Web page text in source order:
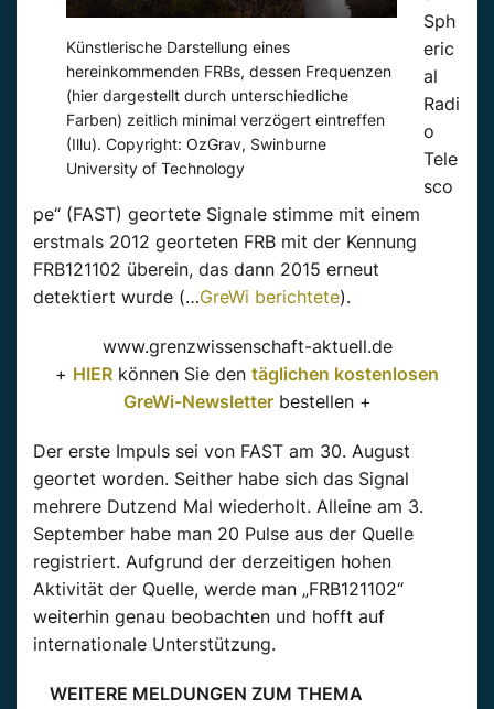
Künstlerische Darstellung eines
hereinkommenden FRBs, dessen Frequenzen
(hier dargestellt durch unterschiedliche
Farben) zeitlich minimal verzögert eintreffen
(Illu). Copyright: OzGrav, Swinburne
University of Technology
Sph
eric
al
Radi
o
Tele
sco
pe“ (FAST) geortete Signale stimme mit einem
erstmals 2012 georteten FRB mit der Kennung
FRB121102 überein, das dann 2015 erneut
detektiert wurde (…GreWi berichtete).
www.grenzwissenschaft-aktuell.de
+ HIER können Sie den täglichen kostenlosen
GreWi-Newsletterbestellen +
Der erste Impuls sei von FAST am 30. August
geortet worden. Seither habe sich das Signal
mehrere Dutzend Mal wiederholt. Alleine am 3.
September habe man 20 Pulse aus der Quelle
registriert. Aufgrund der derzeitigen hohen
Aktivität der Quelle, werde man „FRB121102“
weiterhin genau beobachten und hofft auf
internationale Unterstützung.
WEITERE MELDUNGEN ZUM THEMA